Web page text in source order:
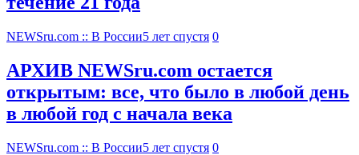
NEWSru.com :: В России5 лет спустя 0
АРХИВ NEWSru.com остается
открытым: все, что было в любой день
в любой год с начала века
NEWSru.com :: В России5 лет спустя 0